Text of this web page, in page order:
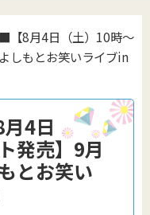
【8月4日（土）10時～
しもとお笑いライブin
4日
発売】9月
とお笑い